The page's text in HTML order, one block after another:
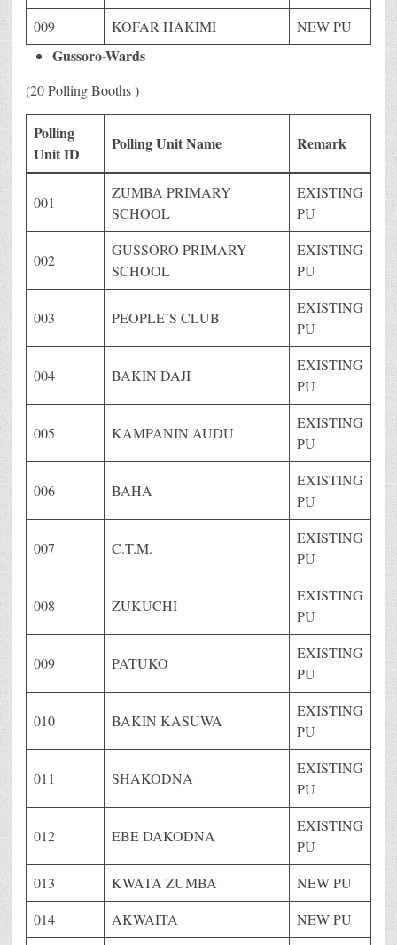
009
KOFAR HAKIMI NEW PU
Gussoro-Wards
(20 Polling Booths )
Polling
Unit ID
Polling Unit Name Remark
001
ZUMBA PRIMARY
SCHOOL
EXISTING
PU
002
GUSSORO PRIMARY
SCHOOL
EXISTING
PU
003 PEOPLE’S CLUB
EXISTING
PU
004 BAKIN DAJI
EXISTING
PU
005 KAMPANIN AUDU
EXISTING
PU
006 BAHA
EXISTING
PU
007 C.T.M.
EXISTING
PU
008 ZUKUCHI
EXISTING
PU
009 PATUKO
EXISTING
PU
010 BAKIN KASUWA
EXISTING
PU
011 SHAKODNA
EXISTING
PU
012 EBE DAKODNA
EXISTING
PU
013
KWATA ZUMBA
NEW PU
014
AKWAITA NEW PU